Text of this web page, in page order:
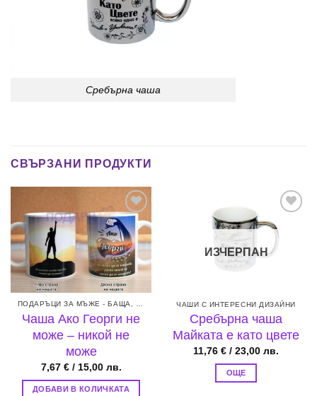
Сребърна чаша
СВЪРЗАНИ ПРОДУКТИ
Add to
wishlist
ПОДАРЪЦИ ЗА МЪЖЕ - БАЩА, БРАТ, СЪПРУГ ИЛИ ГАДЖЕ
Чаша Ако Георги не
може – никой не
може
7,67 €/ 15,00 лв.
ДОБАВИ В КОЛИЧКАТА
Add to
wishlist
ИЗЧЕРПАН
ЧАШИ С ИНТЕРЕСНИ ДИЗАЙНИ
Сребърна чаша
Майката е като цвете
11,76 € / 23,00 лв.
ОЩЕ